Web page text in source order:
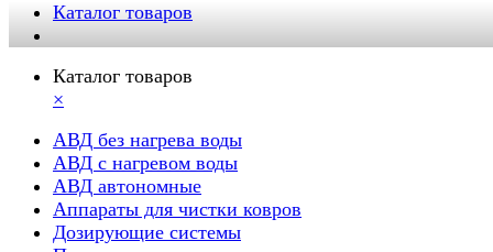
Каталог товаров
Каталог товаров
×
АВД без нагрева воды
АВД с нагревом воды
АВД автономные
Аппараты для чистки ковров
Дозирующие системы